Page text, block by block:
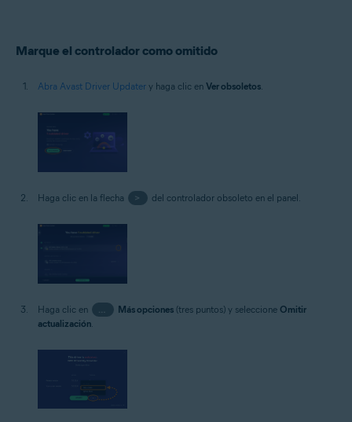
Marque el controlador como omitido
Abra Avast Driver Updater y haga clic en Ver obsoletos
Haga clic en la flecha > del controlador obsoleto en el panel.
Haga clic en Más opciones(tres puntos) y seleccione Omitir
actualización